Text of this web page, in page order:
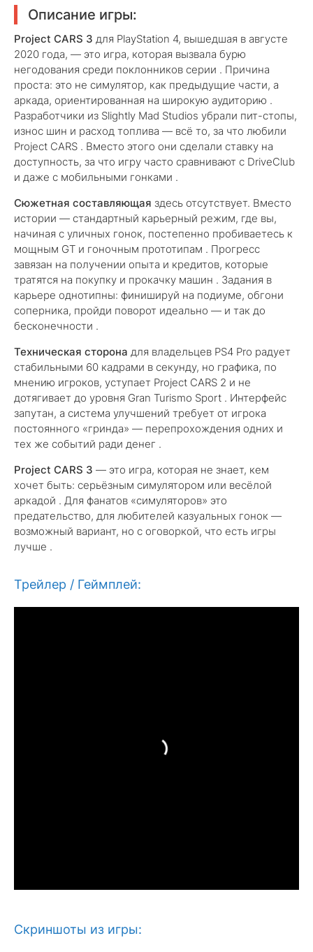
Описание игры:
Project CARS 3 для PlayStation 4, вышедшая в августе
2020 года, — это игра, которая вызвала бурю
негодования среди поклонников серии . Причина
проста: это не симулятор, как предыдущие части, а
аркада, ориентированная на широкую аудиторию .
Разработчики из Slightly Mad Studios убрали пит-стопы,
износ шин и расход топлива — всё то, за что любили
Project CARS . Вместо этого они сделали ставку на
доступность, за что игру часто сравнивают с DriveClub
и даже с мобильными гонками .
Сюжетная составляющая здесь отсутствует. Вместо
истории — стандартный карьерный режим, где вы,
начиная с уличных гонок, постепенно пробиваетесь к
мощным GT и гоночным прототипам . Прогресс
завязан на получении опыта и кредитов, которые
тратятся на покупку и прокачку машин . Задания в
карьере однотипны: финишируй на подиуме, обгони
соперника, пройди поворот идеально — и так до
бесконечности .
Техническая сторона для владельцев PS4 Pro радует
стабильными 60 кадрами в секунду, но графика, по
мнению игроков, уступает Project CARS 2 и не
дотягивает до уровня Gran Turismo Sport . Интерфейс
запутан, а система улучшений требует от игрока
постоянного «гринда» — перепрохождения одних и
тех же событий ради денег .
Project CARS 3 — это игра, которая не знает, кем
хочет быть: серьёзным симулятором или весёлой
аркадой . Для фанатов «симуляторов» это
предательство, для любителей казуальных гонок —
возможный вариант, но с оговоркой, что есть игры
лучше .
Трейлер / Геймплей:
Скриншоты из игры: